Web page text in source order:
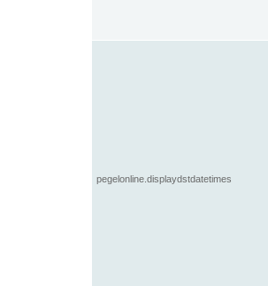
pegelonline.displaydstdatetimes